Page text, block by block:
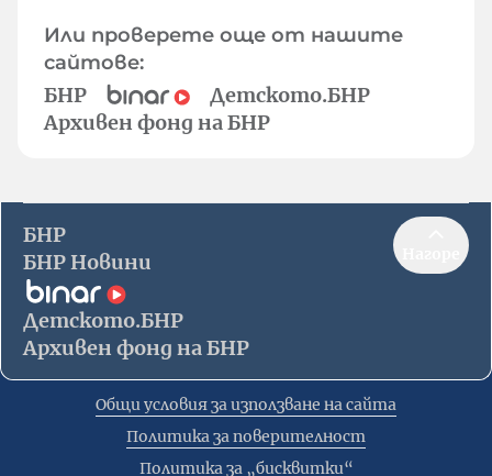
Или проверете още от нашите
сайтове:
БНР
Детското.БНР
Архивен фонд на БНР
БНР
БНР Новини
Детското.БНР
Архивен фонд на БНР
Общи условия за използване на сайта
Политика за поверителност
Политика за „бисквитки“